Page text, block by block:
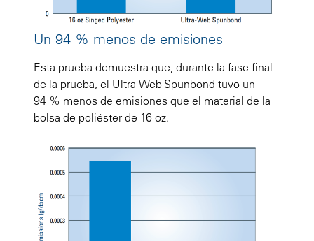
Un 94 % menos de emisiones
Esta prueba demuestra que, durante la fase final
de la prueba, el Ultra-Web Spunbond tuvo un
94 % menos de emisiones que el material de la
bolsa de poliéster de 16 oz.